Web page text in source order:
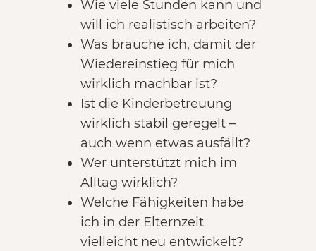
Wie viele Stunden kann und
will ich realistisch arbeiten?
Was brauche ich, damit der
Wiedereinstieg für mich
wirklich machbar ist?
Ist die Kinderbetreuung
wirklich stabil geregelt –
auch wenn etwas ausfällt?
Wer unterstützt mich im
Alltag wirklich?
Welche Fähigkeiten habe
ich in der Elternzeit
vielleicht neu entwickelt?